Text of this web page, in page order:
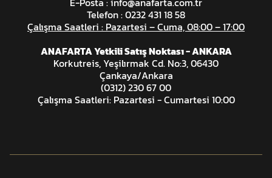
Telefon : 0232 431 18 58
Çalışma Saatleri : Pazartesi – Cuma, 08:00 – 17:00
ANAFARTA Yetkili Satış Noktası - ANKARA
Korkutreis, Yeşilırmak Cd. No:3, 06430
Çankaya/Ankara
(0312) 230 67 00
Çalışma Saatleri: Pazartesi - Cumartesi 10:00